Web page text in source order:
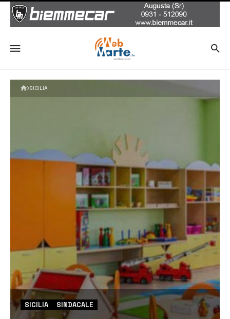
SICILIA
SICILIA SINDACALE